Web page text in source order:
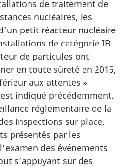
de traitement de
nucléaires, les
petit réacteur nucléaire
de catégorie IB
de particules ont
en toute sûreté en 2015,
aux attentes »
indiqué précédemment.
réglementaire de la
inspections sur place,
présentés par les
des événements
s’appuyant sur des